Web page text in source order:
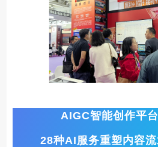
AIGC智能创作平台
28种AI服务重塑内容